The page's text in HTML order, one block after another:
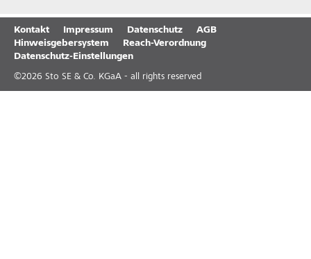
Kontakt Impressum Datenschutz
AGB
Hinweisgebersystem
Reach-Verordnung
Datenschutz-Einstellungen
©2026 Sto SE & Co. KGaA - all rights reserved